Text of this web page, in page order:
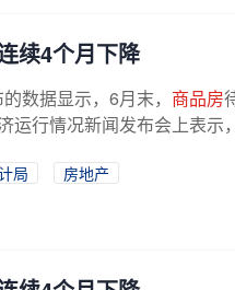
续4个月下降
数据显示，6月末， 商品房
运行情况新闻发布会上表示
局
房地产